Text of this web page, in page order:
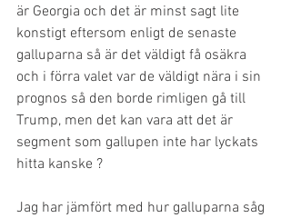
är Georgia och det är minst sagt lite
konstigt eftersom enligt de senaste
galluparna så är det väldigt få osäkra
och i förra valet var de väldigt nära i sin
prognos så den borde rimligen gå till
Trump, men det kan vara att det är
segment som gallupen inte har lyckats
hitta kanske ?
Jag har jämfört med hur galluparna såg